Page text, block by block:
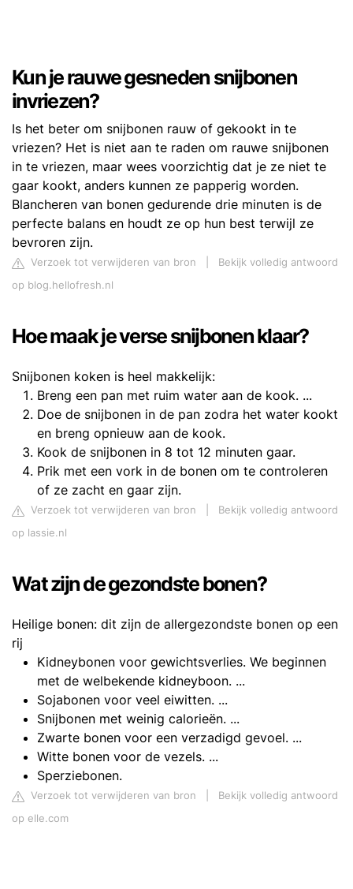
Kun je rauwe gesneden snijbonen
invriezen?
Is het beter om snijbonen rauw of gekookt in te
vriezen? Het is niet aan te raden om rauwe snijbonen
in te vriezen, maar wees voorzichtig dat je ze niet te
gaar kookt, anders kunnen ze papperig worden.
Blancheren van bonen gedurende drie minuten is de
perfecte balans en houdt ze op hun best terwijl ze
bevroren zijn.
Verzoek tot verwijderen van bron
Bekijk volledig antwoord
op blog.hellofresh.nl
Hoe maak je verse snijbonen klaar?
Snijbonen koken is heel makkelijk:
Breng een pan met ruim water aan de kook. ...
Doe de snijbonen in de pan zodra het water kookt
en breng opnieuw aan de kook.
Kook de snijbonen in 8 tot 12 minuten gaar.
Prik met een vork in de bonen om te controleren
of ze zacht en gaar zijn.
Verzoek tot verwijderen van bron
Bekijk volledig antwoord
op lassie.nl
Wat zijn de gezondste bonen?
Heilige bonen: dit zijn de allergezondste bonen op een
rij
Kidneybonen voor gewichtsverlies. We beginnen
met de welbekende kidneyboon. ...
Sojabonen voor veel eiwitten. ...
Snijbonen met weinig calorieën. ...
Zwarte bonen voor een verzadigd gevoel. ...
Witte bonen voor de vezels. ...
Sperziebonen.
Verzoek tot verwijderen van bron
Bekijk volledig antwoord
op elle.com